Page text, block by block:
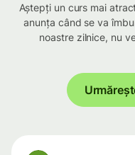
Aștepți un curs mai
anunța când se va
noastre zilnice, nu